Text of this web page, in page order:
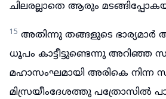
ചിലരല്ലാതെ ആരും
15 അതിന്നു തങ്ങളുടെ ഭാര്യമാർ
ധൂപം കാട്ടീട്ടുണ്ടെന്നു
മഹാസംഘമായി അരികെ നിന്ന
മിസ്രയീംദേശത്തു പത്രോസിൽ